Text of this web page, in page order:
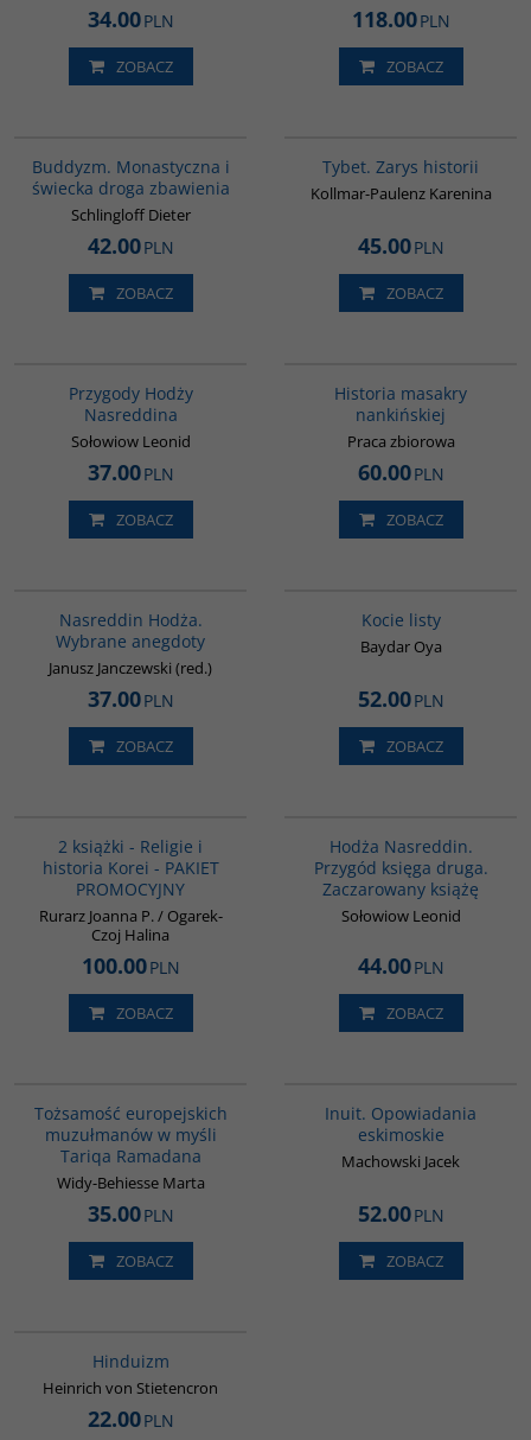
34.00PLN
ZOBACZ
118.00PLN
ZOBACZ
Buddyzm. Monastyczna i
świecka droga zbawienia
Schlingloff Dieter
42.00PLN
ZOBACZ
Tybet. Zarys historii
Kollmar-Paulenz Karenina
45.00PLN
ZOBACZ
Przygody Hodży
Nasreddina
Sołowiow Leonid
37.00PLN
ZOBACZ
Historia masakry
nankińskiej
Praca zbiorowa
60.00PLN
ZOBACZ
Nasreddin Hodża.
Wybrane anegdoty
Janusz Janczewski (red.)
37.00PLN
ZOBACZ
Kocie listy
Baydar Oya
52.00PLN
ZOBACZ
2 książki - Religie i
historia Korei - PAKIET
PROMOCYJNY
Rurarz Joanna P. / Ogarek-
Czoj Halina
100.00PLN
ZOBACZ
Hodża Nasreddin.
Przygód księga druga.
Zaczarowany książę
Sołowiow Leonid
44.00PLN
ZOBACZ
Tożsamość europejskich
muzułmanów w myśli
Tariqa Ramadana
Widy-Behiesse Marta
35.00PLN
ZOBACZ
Inuit. Opowiadania
eskimoskie
Machowski Jacek
52.00PLN
ZOBACZ
Hinduizm
Heinrich von Stietencron
22.00PLN